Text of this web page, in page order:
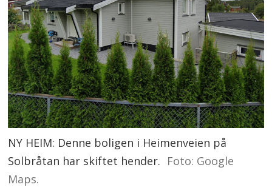
NY HEIM: Denne boligen i Heimenveien på
Solbråtan har skiftet hender. Foto: Google
Maps.